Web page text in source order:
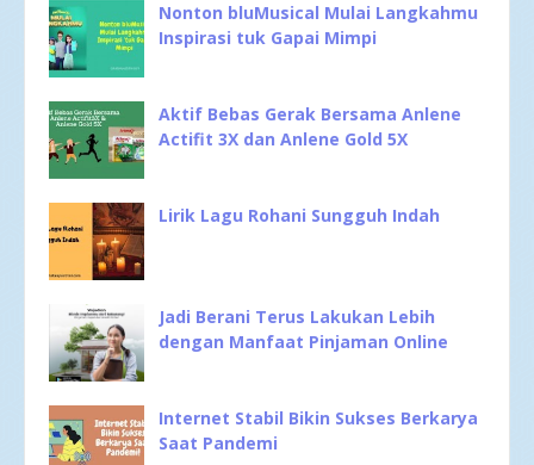
Nonton bluMusical Mulai Langkahmu
Inspirasi tuk Gapai Mimpi
Aktif Bebas Gerak Bersama Anlene
Actifit 3X dan Anlene Gold 5X
Lirik Lagu Rohani Sungguh Indah
Jadi Berani Terus Lakukan Lebih
dengan Manfaat Pinjaman Online
Internet Stabil Bikin Sukses Berkarya
Saat Pandemi